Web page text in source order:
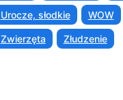
Urocze, słodkie WOW
Zwierzęta Złudzenie